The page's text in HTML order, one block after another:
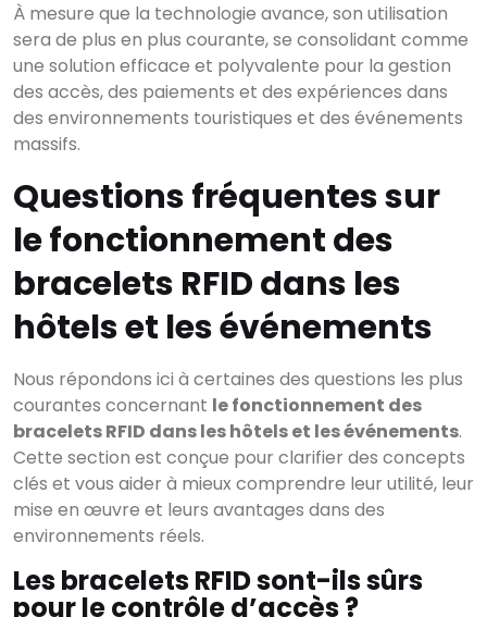
À mesure que la technologie avance, son utilisation
sera de plus en plus courante, se consolidant comme
une solution efficace et polyvalente pour la gestion
des accès, des paiements et des expériences dans
des environnements touristiques et des événements
massifs.
Questions fréquentes sur
le fonctionnement des
bracelets RFID dans les
hôtels et les événements
Nous répondons ici à certaines des questions les plus
courantes concernant le fonctionnement des
bracelets RFID dans les hôtels et les événements.
Cette section est conçue pour clarifier des concepts
clés et vous aider à mieux comprendre leur utilité, leur
mise en œuvre et leurs avantages dans des
environnements réels.
Les bracelets RFID sont-ils sûrs
pour le contrôle d’accès ?